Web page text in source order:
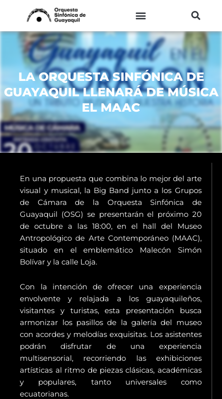
contenido
LA ORQUESTA SINFÓNICA DE
GUAYAQUIL LLENARÁ DE MÚSICA
EL MAAC
En una propuesta que combina lo mejor del arte
visual y musical, la Big Band junto a los Grupos
de Cámara de la Orquesta Sinfónica de
Guayaquil (OSG) se presentarán el próximo 20
de octubre a las 18:00, en el hall del Museo
Antropológico de Arte Contemporáneo (MAAC),
situado en el emblemático Malecón Simón
Bolívar y la calle Loja.
Con la intención de ofrecer una experiencia
envolvente y relajada a los guayaquileños,
visitantes y turistas, esta presentación busca
armonizar los pasillos de la galería del museo
con acordes y melodías exquisitas. Los asistentes
podrán disfrutar de una experiencia
multisensorial, recorriendo las exhibiciones
artísticas al ritmo de piezas clásicas, académicas
y populares, tanto universales como
ecuatorianas.